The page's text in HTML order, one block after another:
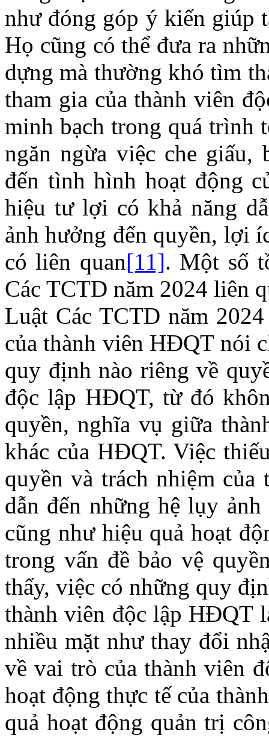
như đóng góp ý kiến giúp
Họ cũng có thể đưa ra
dựng mà thường khó tìm
tham gia của thành viên
minh bạch trong quá trình
ngăn ngừa việc che
đến tình hình hoạt động
hiệu tư lợi có khả năng
ảnh hưởng đến quyền, lợi
có liên quan[11]. Một số
Các TCTD năm 2024 liên
Luật Các TCTD năm
của thành viên HĐQT nói
quy định nào riêng về
độc lập HĐQT, từ đó
quyền, nghĩa vụ giữa
khác của HĐQT. Việc
quyền và trách nhiệm
dẫn đến những hệ lụy
cũng như hiệu quả hoạt
trong vấn đề bảo vệ
thấy, việc có những quy
thành viên độc lập HĐQT
nhiều mặt như thay đổi
về vai trò của thành viên
hoạt động thực tế của
quả hoạt động quản trị